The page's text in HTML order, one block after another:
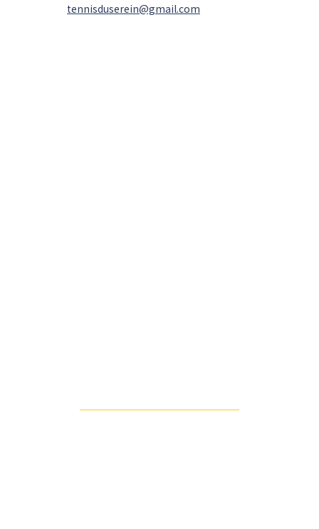
tennisduserein@gmail.com